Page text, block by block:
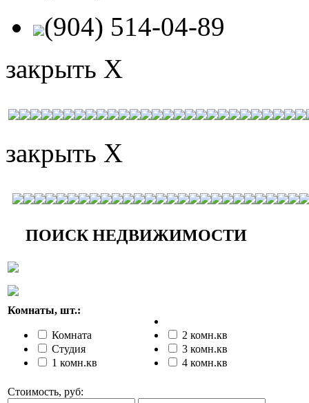
(904) 514-04-89
закрыть X
закрыть X
ПОИСК НЕДВИЖИМОСТИ
Комнаты, шт.:
Комната
Студия
1 комн.кв
2 комн.кв
3 комн.кв
4 комн.кв
Стоимость, руб: